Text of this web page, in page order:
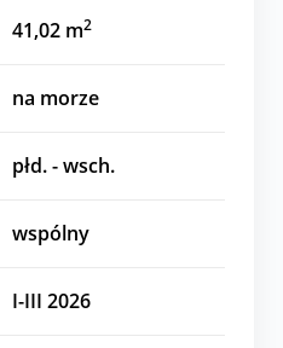
41,02 m2
na morze
płd. - wsch.
wspólny
I-III 2026